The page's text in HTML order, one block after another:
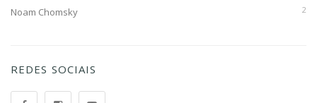
Noam Chomsky 2
REDES SOCIAIS